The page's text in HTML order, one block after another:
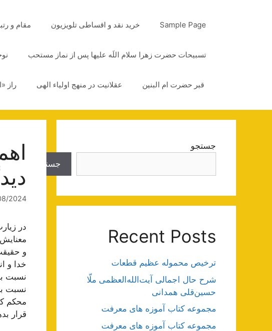
Sample Page خرید نقد و اقساطی تلویزیون مقام و
تسبیحات حضرت زهرا سلام اللَه علیها پس از نماز مستحب
قبر حضرت ام البنین عقلانیت در منهج اولیاء الهی راز
2024
در
و
خدا و
نسبت
نسبت
محكم
قرار
جستجو
جستجو
Recent Posts
ترخیص محموله عظیم قطعات
شرح حال اجمالی آیت‌الله‌العظمی ملّا
حسین‌قلی همدانی
مجموعه کتاب آموزه های معرفت
مجموعه کتاب آموزه های معرفت